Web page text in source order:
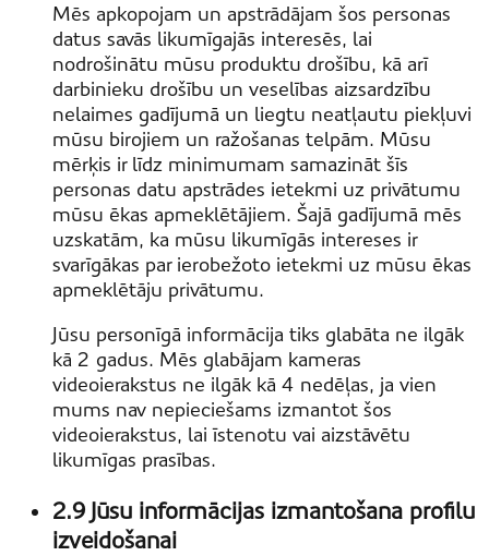
Mēs apkopojam un apstrādājam šos personas
datus savās likumīgajās interesēs, lai
nodrošinātu mūsu produktu drošību, kā arī
darbinieku drošību un veselības aizsardzību
nelaimes gadījumā un liegtu neatļautu piekļuvi
mūsu birojiem un ražošanas telpām. Mūsu
mērķis ir līdz minimumam samazināt šīs
personas datu apstrādes ietekmi uz privātumu
mūsu ēkas apmeklētājiem. Šajā gadījumā mēs
uzskatām, ka mūsu likumīgās intereses ir
svarīgākas par ierobežoto ietekmi uz mūsu ēkas
apmeklētāju privātumu.
Jūsu personīgā informācija tiks glabāta ne ilgāk
kā 2 gadus. Mēs glabājam kameras
videoierakstus ne ilgāk kā 4 nedēļas, ja vien
mums nav nepieciešams izmantot šos
videoierakstus, lai īstenotu vai aizstāvētu
likumīgas prasības.
2.9 Jūsu informācijas izmantošana profilu
izveidošanai